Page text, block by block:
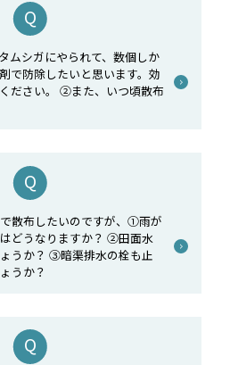
ムシガにやられて、数個しか
で防除したいと思います。効
ださい。 ②また、いつ頃散布
で散布したいのですが、①雨が
どうなりますか？ ②田面水
うか？ ③暗渠排水の栓も止
うか？